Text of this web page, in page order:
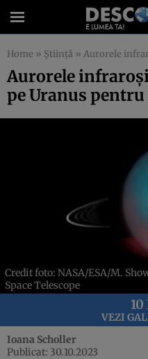
Home » Știință » Aurorele infraroșii
Aurorele
pe Uranus
Credit foto: NASA/ESA/M.
Space Telescope
10
VEZI
Ioana Scholler
Publicat: 30.10.2023